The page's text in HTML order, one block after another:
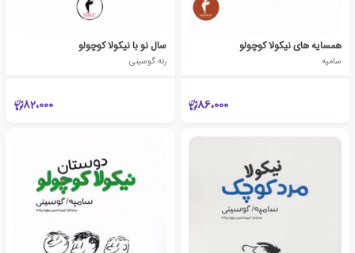
همسایه های نیکولا کوچولو
سامپه
86،000
سال نو با نیکولا کوچولو
رنه گوسینی
82،000